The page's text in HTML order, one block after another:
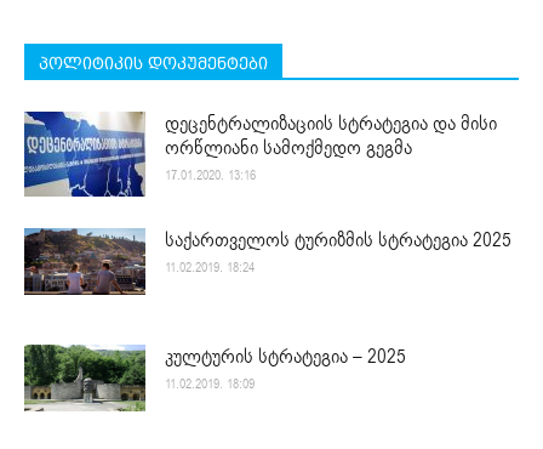
პოლიტიკის დოკუმენტები
დეცენტრალიზაციის სტრატეგია და მისი
ორწლიანი სამოქმედო გეგმა
17.01.2020. 13:16
საქართველოს ტურიზმის სტრატეგია 2025
11.02.2019. 18:24
კულტურის სტრატეგია – 2025
11.02.2019. 18:09